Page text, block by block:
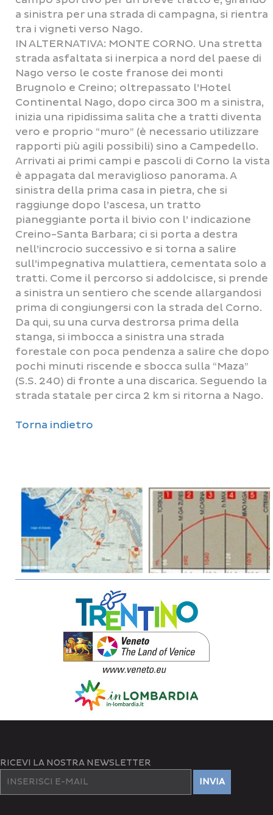
a sinistra per una strada di campagna, si rientra
tra i vigneti verso Nago.
IN ALTERNATIVA: MONTE CORNO. Una stretta
strada asfaltata si inerpica a nord del paese di
Nago verso le coste franose dei monti
Brugnolo e Creino; oltrepassato l’Hotel
Continental Nago, dopo circa 300 m a sinistra,
inizia una ripidissima salita che a tratti diventa
vero e proprio “muro” (è necessario utilizzare
rapporti più agili possibili) sino a Campedello.
Arrivati ai primi campi e pascoli di Corno la vista
è appagata dal meraviglioso panorama. A
sinistra della prima casa in pietra, che si
raggiunge dopo l’ascesa, un tratto
pianeggiante porta il bivio con l’ indicazione
Creino-Santa Barbara; ci si porta a destra
nell’incrocio successivo e si torna a salire
sull’impegnativa mulattiera, cementata solo a
tratti. Come il percorso si addolcisce, si prende
a sinistra un sentiero che scende allargandosi
prima di congiungersi con la strada del Corno.
Da qui, su una curva destrorsa prima della
stanga, si imbocca a sinistra una strada
forestale con poca pendenza a salire che dopo
pochi minuti riscende e sbocca sulla “Maza”
(S.S. 240) di fronte a una discarica. Seguendo la
strada statale per circa 2 km si ritorna a Nago.
Torna indietro
RICEVI LA NOSTRA NEWSLETTER
INVIA